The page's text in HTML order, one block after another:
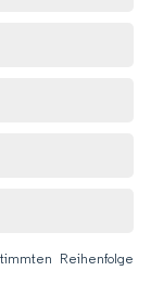
Reihenfolge